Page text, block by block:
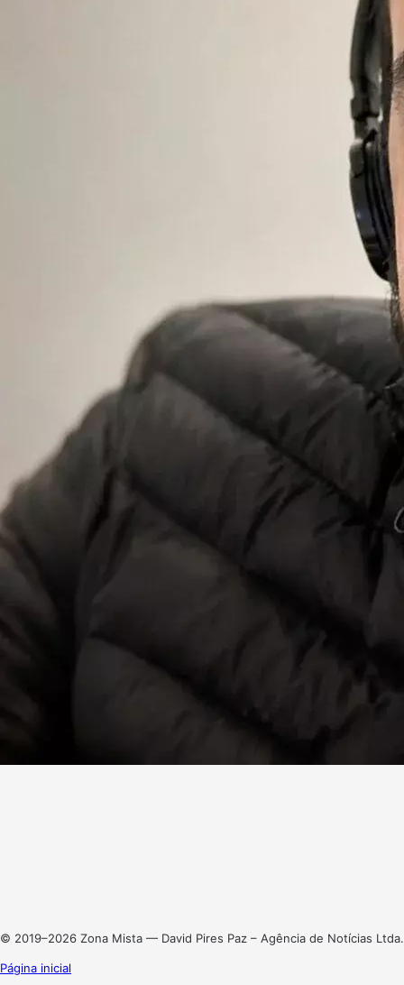
© 2019–2026 Zona Mista — David Pires Paz – Agência de Notícias Ltda.
Página inicial